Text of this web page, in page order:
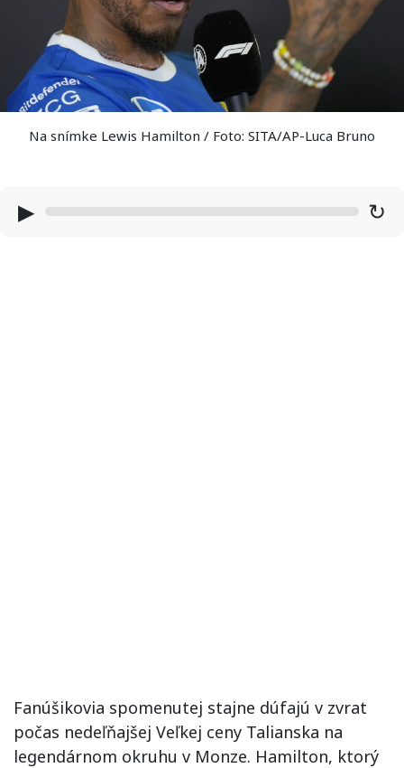
Na snímke Lewis Hamilton / Foto: SITA/AP-Luca Bruno
▶ ↻
Fanúšikovia spomenutej stajne dúfajú v zvrat
počas nedeľňajšej Veľkej ceny Talianska na
legendárnom okruhu v Monze. Hamilton, ktorý